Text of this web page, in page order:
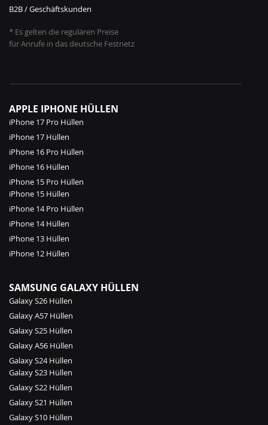
B2B / Geschäftskunden
* Es gelten die regulären Preise
für Anrufe in das deutsche Festnetz
APPLE IPHONE HÜLLEN
iPhone 17 Pro Hüllen
iPhone 17 Hüllen
iPhone 16 Pro Hüllen
iPhone 16 Hüllen
iPhone 15 Pro Hüllen
iPhone 15 Hüllen
iPhone 14 Pro Hüllen
iPhone 14 Hüllen
iPhone 13 Hüllen
iPhone 12 Hüllen
SAMSUNG GALAXY HÜLLEN
Galaxy S26 Hüllen
Galaxy A57 Hüllen
Galaxy S25 Hüllen
Galaxy A56 Hüllen
Galaxy S24 Hüllen
Galaxy S23 Hüllen
Galaxy S22 Hüllen
Galaxy S21 Hüllen
Galaxy S10 Hüllen